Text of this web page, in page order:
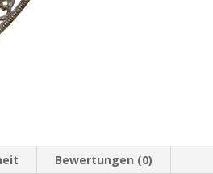
Bewertungen (0)